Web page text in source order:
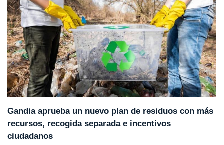
Gandia aprueba un nuevo plan de residuos con más
recursos, recogida separada e incentivos
ciudadanos